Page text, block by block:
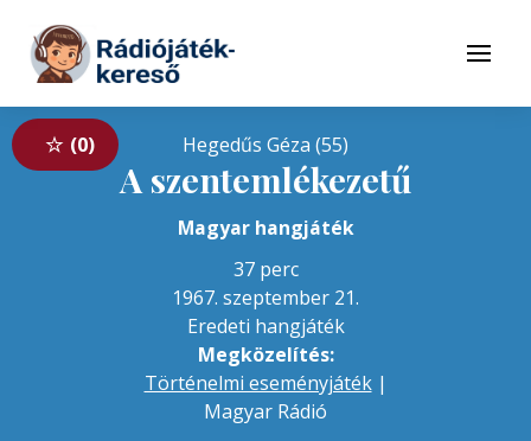
Tovább a tartalomhoz
Menü
0 Hegedűs Géza (55)
A szentemlékezetű
Magyar hangjáték
37 perc
1967. szeptember 21.
Eredeti hangjáték
Megközelítés:
Történelmi eseményjáték|
Magyar Rádió